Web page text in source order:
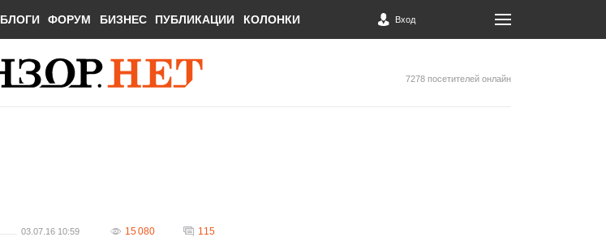
БЛОГИ ФОРУМ БИЗНЕС ПУБЛИКАЦИИ КОЛОНКИ Вход
7278 посетителей онлайн
03.07.16 10:59 15 080 115